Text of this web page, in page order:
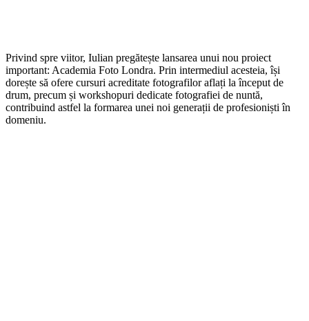
Privind spre viitor, Iulian pregătește lansarea unui nou proiect
important: Academia Foto Londra. Prin intermediul acesteia, își
dorește să ofere cursuri acreditate fotografilor aflați la început de
drum, precum și workshopuri dedicate fotografiei de nuntă,
contribuind astfel la formarea unei noi generații de profesioniști în
domeniu.